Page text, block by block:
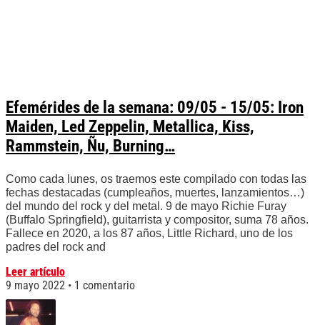
Efemérides de la semana: 09/05 - 15/05: Iron
Maiden, Led Zeppelin, Metallica, Kiss,
Rammstein, Ñu, Burning…
Como cada lunes, os traemos este compilado con todas las
fechas destacadas (cumpleaños, muertes, lanzamientos…)
del mundo del rock y del metal. 9 de mayo Richie Furay
(Buffalo Springfield), guitarrista y compositor, suma 78 años.
Fallece en 2020, a los 87 años, Little Richard, uno de los
padres del rock and
Leer artículo
9 mayo 2022
1 comentario